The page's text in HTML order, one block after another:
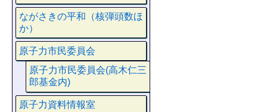
ながさきの平和（核弾頭数ほ
か）
原子力市民委員会
原子力市民委員会(高木仁三
郎基金内)
原子力資料情報室